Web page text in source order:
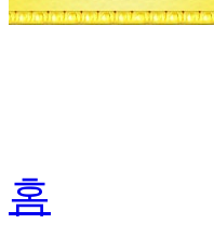
홈